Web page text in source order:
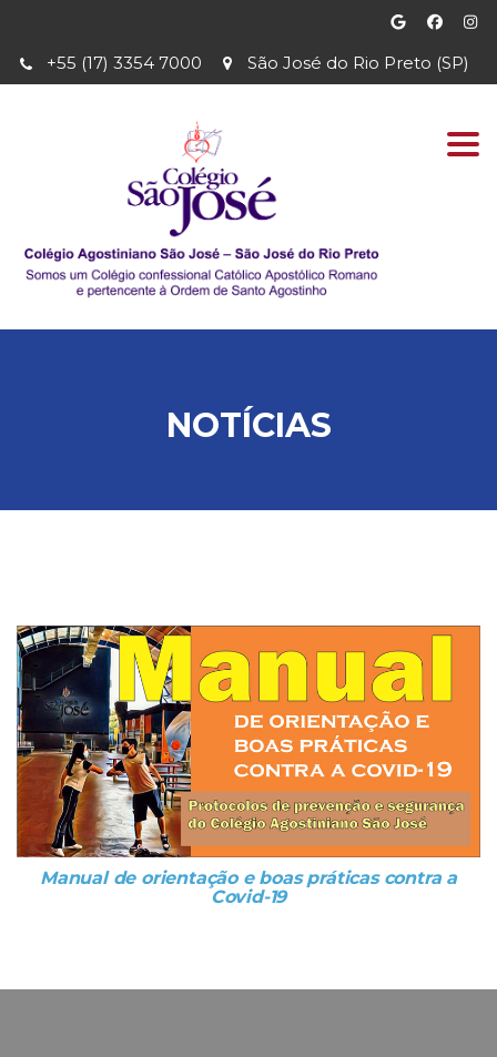
São José do Rio Preto (SP)
+55 (17) 3354 7000
NOTÍCIAS
Manual de orientação e boas práticas contra a
Covid-19